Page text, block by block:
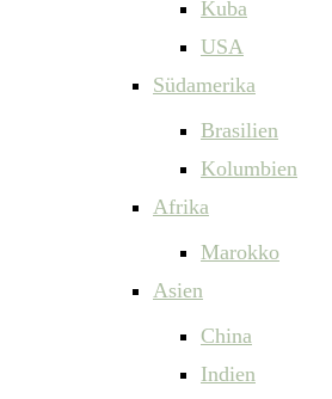
Kuba
USA
Südamerika
Brasilien
Kolumbien
Afrika
Marokko
Asien
China
Indien